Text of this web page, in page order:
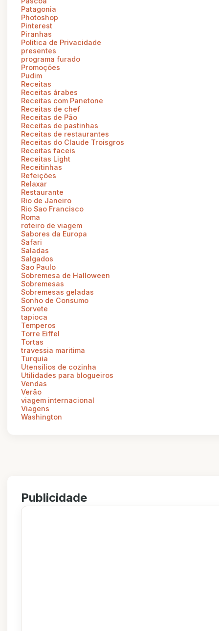
Patagonia
Photoshop
Pinterest
Piranhas
Politica de Privacidade
presentes
programa furado
Promoções
Pudim
Receitas
Receitas árabes
Receitas com Panetone
Receitas de chef
Receitas de Pão
Receitas de pastinhas
Receitas de restaurantes
Receitas do Claude Troisgros
Receitas faceis
Receitas Light
Receitinhas
Refeições
Relaxar
Restaurante
Rio de Janeiro
Rio Sao Francisco
Roma
roteiro de viagem
Sabores da Europa
Safari
Saladas
Salgados
Sao Paulo
Sobremesa de Halloween
Sobremesas
Sobremesas geladas
Sonho de Consumo
Sorvete
tapioca
Temperos
Torre Eiffel
Tortas
travessia maritima
Turquia
Utensílios de cozinha
Utilidades para blogueiros
Vendas
Verão
viagem internacional
Viagens
Washington
Publicidade